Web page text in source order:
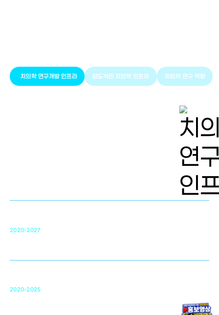
치의학 연구개발 인프라 압도적인 치의학 인프라 치의학 연구 역량
2020-2027
2020-2025
미국 베크만연구소